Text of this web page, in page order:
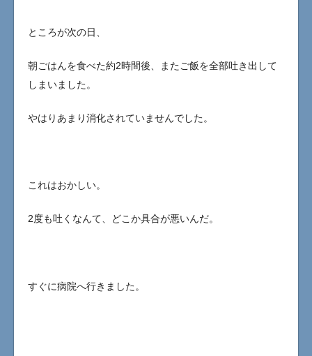
ところが次の日、
朝ごはんを食べた約2時間後、またご飯を全部吐き出して
しまいました。
やはりあまり消化されていませんでした。
これはおかしい。
2度も吐くなんて、どこか具合が悪いんだ。
すぐに病院へ行きました。